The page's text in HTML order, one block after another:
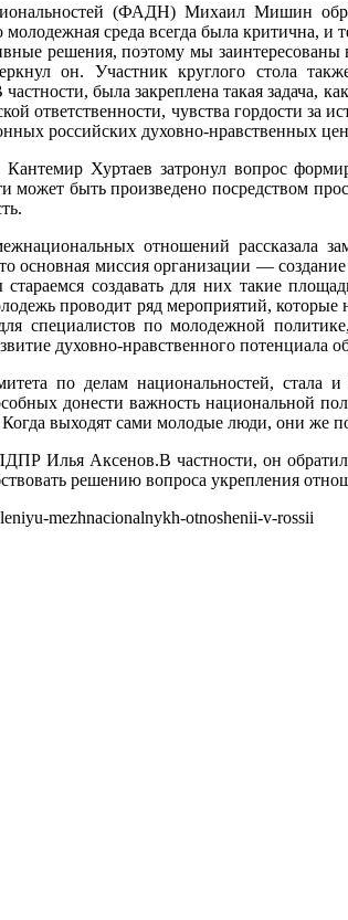
(ФАДН) Михаил Мишин
среда всегда была критична,
решения, поэтому мы
он. Участник круглого стола
была закреплена такая задача,
ответственности, чувства гордости
российских духовно-нравственных
Хуртаев затронул вопрос
быть произведено посредством
отношений рассказала
основная миссия организации —
создавать для них такие
проводит ряд мероприятий,
специалистов по молодежной
духовно-нравственного потенциала
по делам национальностей,
донести важность национальной
выходят сами молодые люди, они же
Илья Аксенов.В частности, он
решению вопроса укрепления
mezhnacionalnykh-otnoshenii-v-rossii